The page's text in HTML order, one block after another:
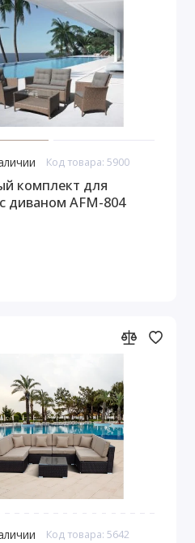
Код товара: 5900
комплект для
диваном AFM-804
Код товара: 5642